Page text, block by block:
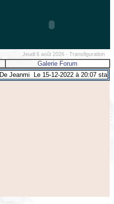
Jeudi 6 août 2026 - Transfiguration
Galerie Forum
De Jeanmi Le 15-12-2022 à 20:07 sta